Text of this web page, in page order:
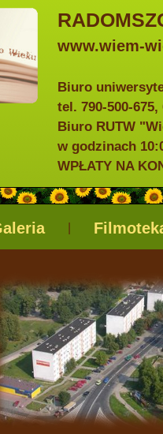
www.wiem-
Biuro
tel. 790-500-675,
Biuro RUTW
w godzinach
WPŁATY NA